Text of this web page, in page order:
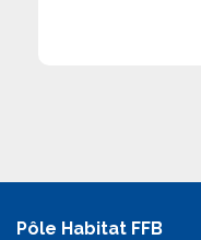
Pôle Habitat FFB